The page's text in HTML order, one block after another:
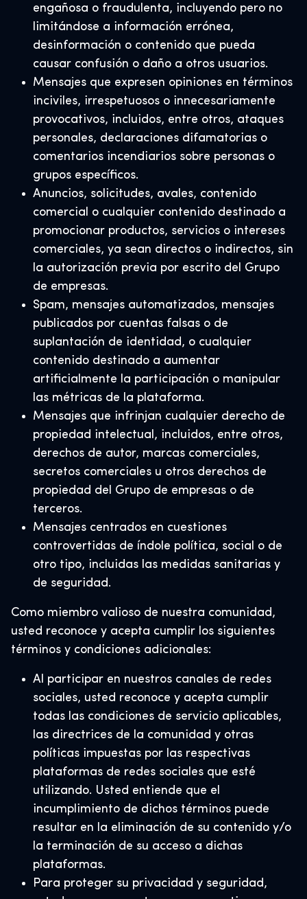
engañosa o fraudulenta, incluyendo pero no
limitándose a información errónea,
desinformación o contenido que pueda
causar confusión o daño a otros usuarios.
Mensajes que expresen opiniones en términos
inciviles, irrespetuosos o innecesariamente
provocativos, incluidos, entre otros, ataques
personales, declaraciones difamatorias o
comentarios incendiarios sobre personas o
grupos específicos.
Anuncios, solicitudes, avales, contenido
comercial o cualquier contenido destinado a
promocionar productos, servicios o intereses
comerciales, ya sean directos o indirectos, sin
la autorización previa por escrito del Grupo
de empresas.
Spam, mensajes automatizados, mensajes
publicados por cuentas falsas o de
suplantación de identidad, o cualquier
contenido destinado a aumentar
artificialmente la participación o manipular
las métricas de la plataforma.
Mensajes que infrinjan cualquier derecho de
propiedad intelectual, incluidos, entre otros,
derechos de autor, marcas comerciales,
secretos comerciales u otros derechos de
propiedad del Grupo de empresas o de
terceros.
Mensajes centrados en cuestiones
controvertidas de índole política, social o de
otro tipo, incluidas las medidas sanitarias y
de seguridad.
Como miembro valioso de nuestra comunidad,
usted reconoce y acepta cumplir los siguientes
términos y condiciones adicionales:
Al participar en nuestros canales de redes
sociales, usted reconoce y acepta cumplir
todas las condiciones de servicio aplicables,
las directrices de la comunidad y otras
políticas impuestas por las respectivas
plataformas de redes sociales que esté
utilizando. Usted entiende que el
incumplimiento de dichos términos puede
resultar en la eliminación de su contenido y/o
la terminación de su acceso a dichas
plataformas.
Para proteger su privacidad y seguridad,